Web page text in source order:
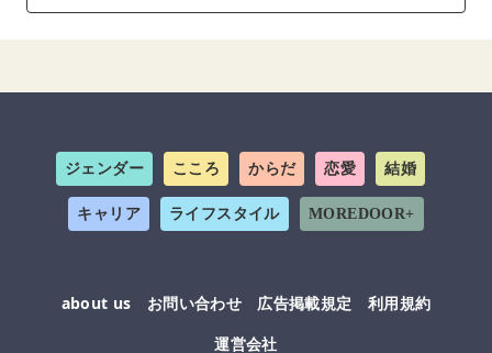
ジェンダー こころ からだ 恋愛 結婚
キャリア ライフスタイル MOREDOOR+
about us お問い合わせ 広告掲載規定
利用規約
運営会社